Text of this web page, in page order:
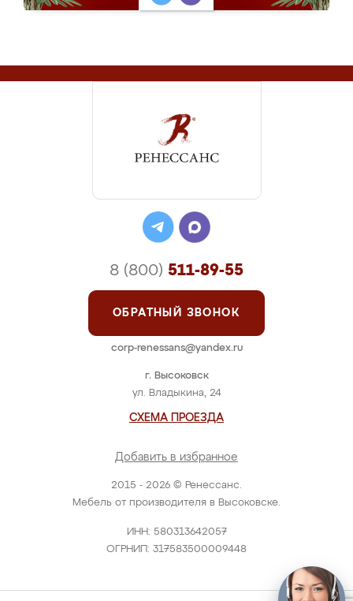
2015 - 2026 © Ренессанс.
Мебель от производителя в Высоковске.
ИНН: 580313642057
ОГРНИП: 317583500009448
г. Высоковск
ул. Владыкина, 24
СХЕМА ПРОЕЗДА
Добавить в избранное
8 (800) 511-89-55
ОБРАТНЫЙ ЗВОНОК
corp-renessans@yandex.ru